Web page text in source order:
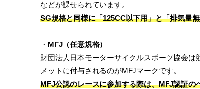
などが課せられています。
SG規格と同様に「125CC以下用」と「排気量
・MFJ（任意規格）
財団法人日本モーターサイクルスポーツ協会
メットに付与されるのがMFJマークです。
MFJ公認のレースに参加する際は、MFJ認証